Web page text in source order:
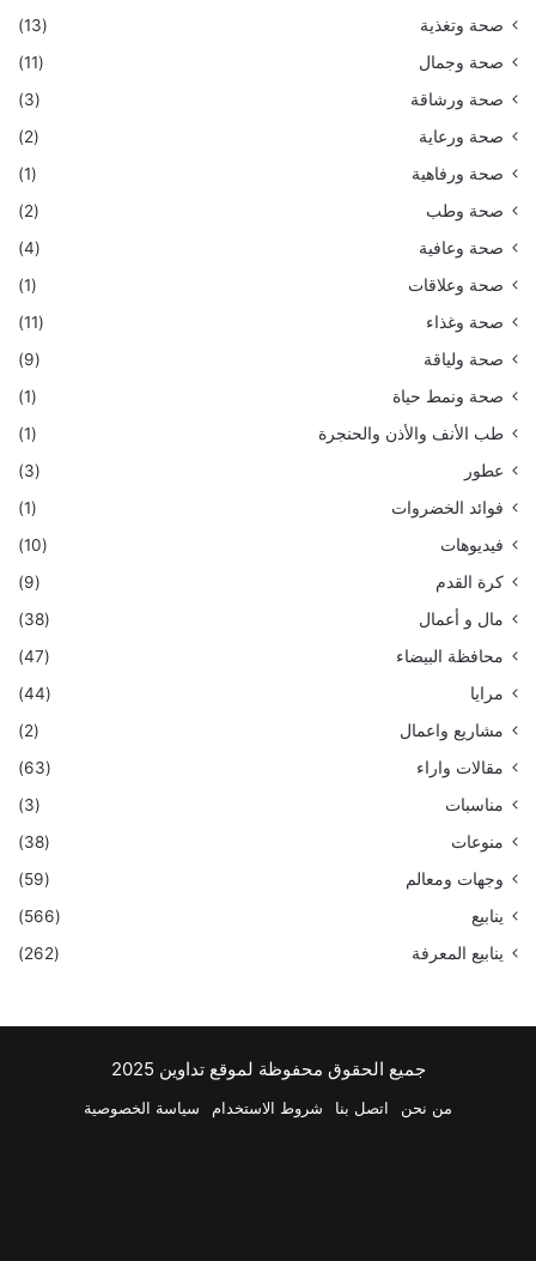
صحة وتغذية
(13)
صحة وجمال
(11)
صحة ورشاقة
(3)
صحة ورعاية
(2)
صحة ورفاهية
(1)
صحة وطب
(2)
صحة وعافية
(4)
صحة وعلاقات
(1)
صحة وغذاء
(11)
صحة ولياقة
(9)
صحة ونمط حياة
(1)
طب الأنف والأذن والحنجرة
(1)
عطور
(3)
فوائد الخضروات
(1)
فيديوهات
(10)
كرة القدم
(9)
مال و أعمال
(38)
محافظة البيضاء
(47)
مرايا
(44)
مشاريع واعمال
(2)
مقالات واراء
(63)
مناسبات
(3)
منوعات
(38)
وجهات ومعالم
(59)
ينابيع
(566)
ينابيع المعرفة
(262)
جميع الحقوق محفوظة لموقع تداوين 2025
من نحن اتصل بنا شروط الاستخدام سياسة الخصوصية